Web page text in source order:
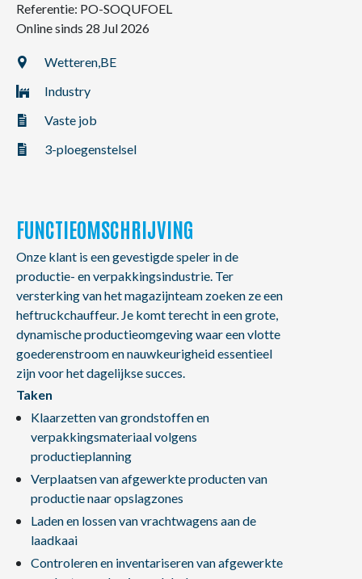
NL FR EN
Referentie: PO-SOQUFOEL
Online sinds 28 Jul 2026
Wetteren,BE
Industry
Vaste job
3-ploegenstelsel
FUNCTIEOMSCHRIJVING
Onze klant is een gevestigde speler in de
productie- en verpakkingsindustrie. Ter
versterking van het magazijnteam zoeken ze een
heftruckchauffeur. Je komt terecht in een grote,
dynamische productieomgeving waar een vlotte
goederenstroom en nauwkeurigheid essentieel
zijn voor het dagelijkse succes.
Taken
Klaarzetten van grondstoffen en
verpakkingsmateriaal volgens
productieplanning
Verplaatsen van afgewerkte producten van
productie naar opslagzones
Laden en lossen van vrachtwagens aan de
laadkaai
Controleren en inventariseren van afgewerkte